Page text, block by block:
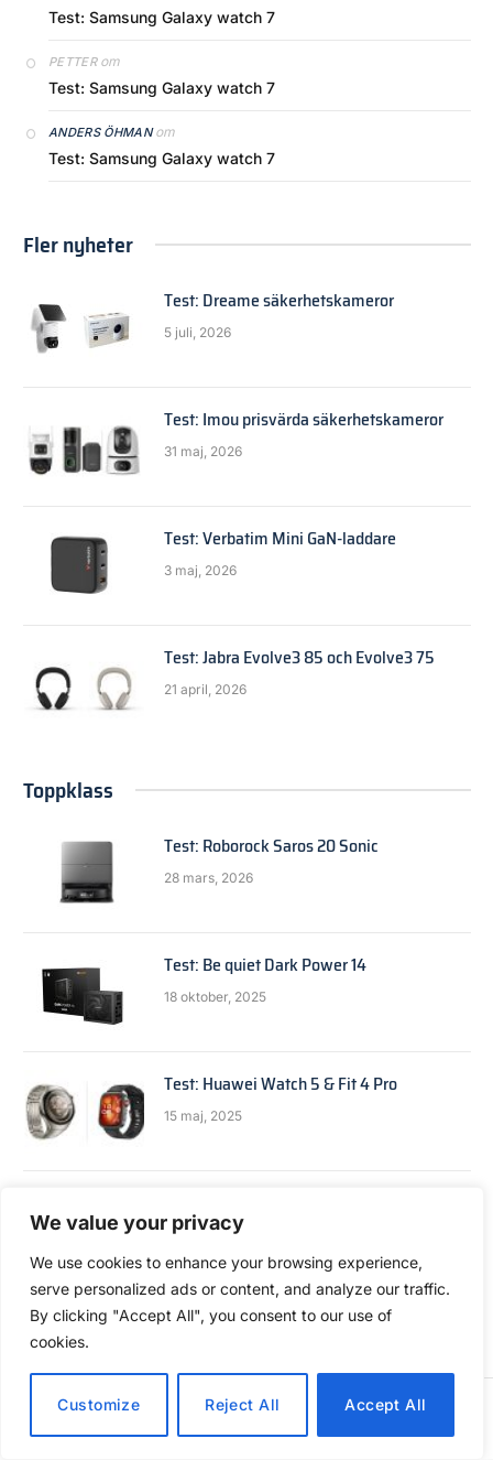
We value your privacy
We use cookies to enhance your browsing experience,
serve personalized ads or content, and analyze our traffic.
By clicking "Accept All", you consent to our use of
cookies.
Customize Reject All Accept All
Test: Samsung Galaxy watch 7
PETTERom
Test: Samsung Galaxy watch 7
ANDERS ÖHMANom
Test: Samsung Galaxy watch 7
Fler nyheter
Test: Dreame säkerhetskameror
5 juli, 2026
Test: Imou prisvärda säkerhetskameror
31 maj, 2026
Test: Verbatim Mini GaN-laddare
3 maj, 2026
Test: Jabra Evolve3 85 och Evolve3 75
21 april, 2026
Toppklass
Test: Roborock Saros 20 Sonic
28 mars, 2026
Test: Be quiet Dark Power 14
18 oktober, 2025
Test: Huawei Watch 5 & Fit 4 Pro
15 maj, 2025
23 februari, 2024